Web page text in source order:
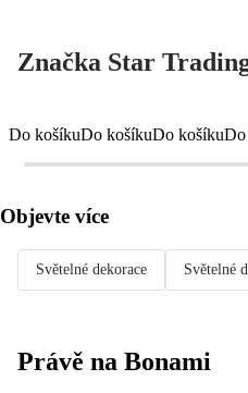
Značka Star
Do košíkuDo košíkuDo košíkuDo
Objevte více
Světelné dekorace Světelné
Právě na Bonami